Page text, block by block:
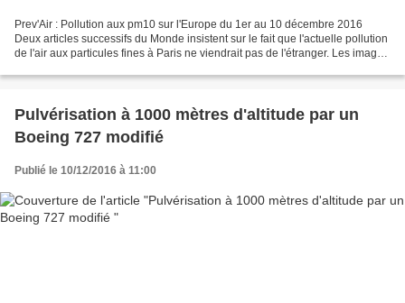
Prev'Air : Pollution aux pm10 sur l'Europe du 1er au 10 décembre 2016
Deux articles successifs du Monde insistent sur le fait que l'actuelle pollution
de l'air aux particules fines à Paris ne viendrait pas de l'étranger. Les images
Pulvérisation à 1000 mètres d'altitude par un
Boeing 727 modifié
Publié le 10/12/2016 à 11:00